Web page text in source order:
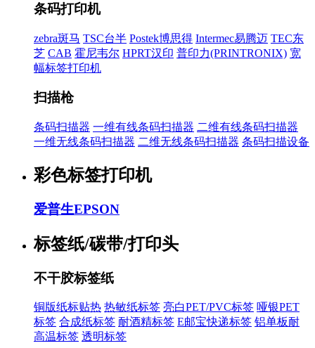
条码打印机
zebra斑马 TSC台半 Postek博思得 Intermec易腾迈 TEC东
芝 CAB 霍尼韦尔 HPRT汉印 普印力(PRINTRONIX) 宽
幅标签打印机
扫描枪
条码扫描器 一维有线条码扫描器 二维有线条码扫描器
一维无线条码扫描器 二维无线条码扫描器 条码扫描设备
彩色标签打印机
爱普生EPSON
标签纸/碳带/打印头
不干胶标签纸
铜版纸标贴热 热敏纸标签 亮白PET/PVC标签 哑银PET
标签 合成纸标签 耐酒精标签 E邮宝快递标签 铝单板耐
高温标签 透明标签